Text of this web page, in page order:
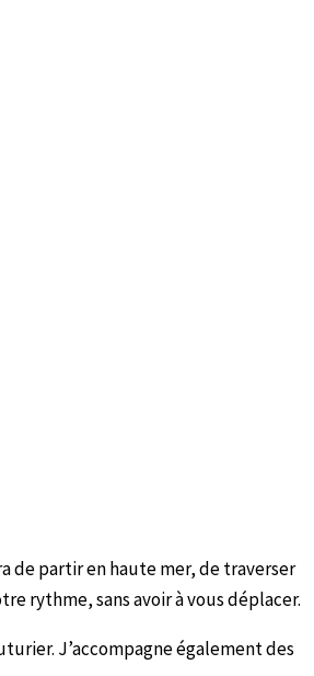
de partir en haute mer, de traverser
rythme, sans avoir à vous déplacer.
J’accompagne également des